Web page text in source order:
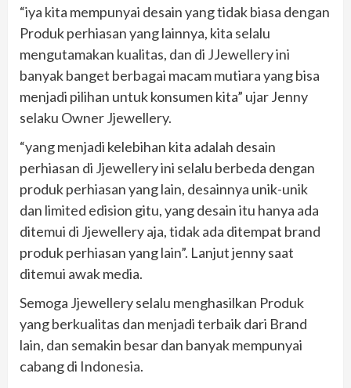
“iya kita mempunyai desain yang tidak biasa dengan
Produk perhiasan yang lainnya, kita selalu
mengutamakan kualitas, dan di JJewellery ini
banyak banget berbagai macam mutiara yang bisa
menjadi pilihan untuk konsumen kita” ujar Jenny
selaku Owner Jjewellery.
“yang menjadi kelebihan kita adalah desain
perhiasan di Jjewellery ini selalu berbeda dengan
produk perhiasan yang lain, desainnya unik-unik
dan limited edision gitu, yang desain itu hanya ada
ditemui di Jjewellery aja, tidak ada ditempat brand
produk perhiasan yang lain”. Lanjut jenny saat
ditemui awak media.
Semoga Jjewellery selalu menghasilkan Produk
yang berkualitas dan menjadi terbaik dari Brand
lain, dan semakin besar dan banyak mempunyai
cabang di Indonesia.